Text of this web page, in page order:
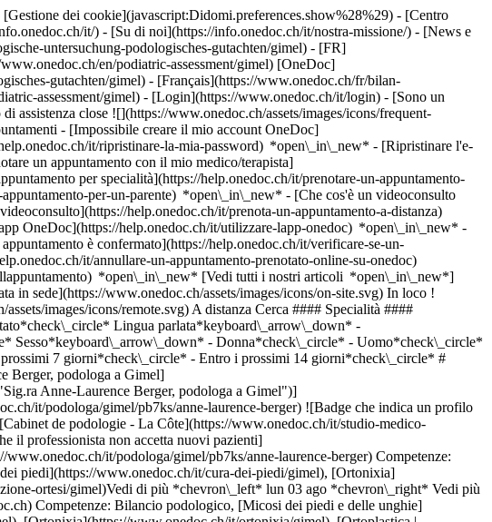
dei cookie](javascript:Didomi.preferences.show%28%29) - [Centro
it/) - [Su di noi](https://info.onedoc.ch/it/nostra-missione/) - [News e
untersuchung-podologisches-gutachten/gimel) - [FR]
en/podiatric-assessment/gimel) [OneDoc]
gutachten/gimel) - [Français](https://www.onedoc.ch/fr/bilan-
assessment/gimel) - [Login](https://www.onedoc.ch/it/login) - [Sono un
close ![](https://www.onedoc.ch/assets/images/icons/frequent-
- [Impossibile creare il mio account OneDoc]
it/ripristinare-la-mia-password) *open\_in\_new* - [Ripristinare l'e-
un appuntamento con il mio medico/terapista]
per specialità](https://help.onedoc.ch/it/prenotare-un-appuntamento-
per-un-parente) *open\_in\_new* - [Che cos'è un videoconsulto
help.onedoc.ch/it/prenota-un-appuntamento-a-distanza)
OneDoc](https://help.onedoc.ch/it/utilizzare-lapp-onedoc) *open\_in\_new* -
it/podologo/gimel) [Cabinet de podologie - La Côte](https://www.onedoc.ch/it/studio-medico-associato/gimel/e2if/cabinet-de-podologie-la-cote) Route de Rolle 3 1188 Gimel ![Icona paziente con segno meno che indica che il professionista non accetta nuovi pazienti](https://www.onedoc.ch/assets/images/icons/no-new-patients.svg)Non accetta nuovi pazienti [Prenota un appuntamento](https://www.onedoc.ch/it/podologa/gimel/pb7ks/anne-laurence-berger) Competenze: Bilancio podologico, [Micosi dei piedi e delle unghie](https://www.onedoc.ch/it/micosi-dei-piedi-e-delle-unghie/gimel), [Cura dei piedi](https://www.onedoc.ch/it/cura-dei-piedi/gimel), [Ortonixia](https://www.onedoc.ch/it/ortonixia/gimel), [Ortoplastica | Fabbricazione ortesi](https://www.onedoc.ch/it/ortoplastica-fabbricazione-ortesi/gimel)Vedi di più *chevron\_left* lun 03 ago *chevron\_right* Vedi più appuntamenti *error\_outline* Si è verificato un errore durante il caricamento della disponibilità [Riprova](https://www.onedoc.ch) Competenze: Bilancio podologico, [Micosi dei piedi e delle unghie](https://www.onedoc.ch/it/micosi-dei-piedi-e-delle-unghie/gimel), [Cura dei piedi](https://www.onedoc.ch/it/cura-dei-piedi/gimel), [Ortonixia](https://www.onedoc.ch/it/ortonixia/gimel), [Ortoplastica | Fabbricazione ortesi](https://www.onedoc.ch/it/ortoplastica-fabbricazione-ortesi/gimel)Vedi di più ## __Bilancio podologico__: altri specialisti sono disponibili online nei pressi di __Gimel__ [![Cabinet de Podologie - Myriam Burki Zino et Jean Castro, studio medico associato a Rolle](https://assets.onedoc.ch/images/entities/64af6126b1667f18ed2a9caf6e9f7e83596c56d321b3f520439701ad1159d744-small.jpg "Cabinet de Podologie - Myriam Burki Zino et Jean Castro, studio medico associato a Rolle")](https://www.onedoc.ch/it/studio-medico-associato/rolle/eis8/cabinet-de-podologie-myriam-burki-zino-et-jean-castro) ### [Cabinet de Podologie - Myriam Burki Zino et Jean Castro](https://www.onedoc.ch/it/studio-medico-associato/rolle/eis8/cabinet-de-podologie-myriam-burki-zino-et-jean-castro) ![Badge che indica un profilo verificato](https://www.onedoc.ch/assets/images/icons/checkmark.svg) Studio medico associato Rue du Port 2 1180 Rolle ![Icona paziente con segno più che indica che il professionista accetta nuovi pazienti](https://www.onedoc.ch/assets/images/icons/new-patients.svg)Accetta nuovi pazienti [Prenota un appuntamento](https://www.onedoc.ch/it/studio-medico-associato/rolle/eis8/cabinet-de-podologie-myriam-burki-zino-et-jean-castro) *chevron\_left* lun 03 ago *chevron\_right* Vedi più appuntamenti *error\_outline* Si è verificato un errore durante il caricamento della disponibilità [Riprova](https://www.onedoc.ch) [![Sig. Grégoire Ollier, podologo a Gland](https://assets.onedoc.ch/images/users/e21a30c22ed7bb40eb2a18d6ad0fd4b0595c1b2792d2d33a6f690b65cad92003-small.jpg "Sig. Grégoire Ollier, podologo a Gland")](https://www.onedoc.ch/it/podologo/gland/pcufs/gregoire-ollier) ### [Sig. Grégoire Ollier](https://www.onedoc.ch/it/podologo/gland/pcufs/gregoire-ollier) ![Badge che indica un profilo verificato](https://www.onedoc.ch/assets/images/icons/checkmark.svg) [Podologo](https://www.onedoc.ch/it/podologo/gland) Cabinet Ollier Grégoire Rue Mauverney 20C 1196 Gland ![Icona paziente con segno più che indica che il professionista accetta nuovi pazienti](https://www.onedoc.ch/assets/images/icons/new-patients.svg)Accetta nuovi pazienti [Prenota un appuntamento](https://www.onedoc.ch/it/podologo/gland/pcufs/gregoire-ollier) Competenze:[Bilancio podologico](https://www.onedoc.ch/it/bilancio-podologico/gland), [Micosi dei piedi e delle unghie](https://www.onedoc.ch/it/micosi-dei-piedi-e-delle-unghie/gland), [Unghia incarnita](https://www.onedoc.ch/it/unghia-incarnita/gland), [Ortonixia](https://www.onedoc.ch/it/ortonixia/gland), [Ortoplastica | Fabbricazione ortesi](https://www.onedoc.ch/it/ortoplastica-fabbricazione-ortesi/gland)Vedi di più *chevron\_left* lun 03 ago *chevron\_right* Vedi più appuntamenti *error\_outline* Si è verificato un errore durante il caricamento della disponibilità [Riprova](https://www.onedoc.ch) Competenze:[Bilancio podologico](https://www.onedoc.ch/it/bilancio-podologico/gland), [Micosi dei piedi e delle unghie](https://www.onedoc.ch/it/micosi-dei-piedi-e-delle-unghie/gland), [Unghia incarnita](https://www.onedoc.ch/it/unghia-incarnita/gland), [Ortonixia](https://www.onedoc.ch/it/ortonixia/gland), [Ortoplastica | Fabbricazione ortesi](https://www.onedoc.ch/it/ortoplastica-fabbricazione-ortesi/gland)Vedi di più [![Sig.ra Priscilla Pinet, podologa a Nyon](https://assets.onedoc.ch/images/users/bad14e87760cfcc4af1a75e698d1ba0f9c1d561883ed00c37048552f948b8bf6-small.png "Sig.ra Priscilla Pinet, podologa a Nyon")](https://www.onedoc.ch/it/podologa/nyon/pcsek/priscilla-pinet) ### [Sig.ra Priscilla Pinet](https://www.onedoc.ch/it/podologa/nyon/pcsek/priscilla-pinet) ![Badge che indica un profilo verificato](https://www.onedoc.ch/assets/images/icons/checkmark.svg) [Podologa](https://www.onedoc.ch/it/podologo/nyon) [Clinique Médico-Chirurgicale Nyon - CMCN](https://www.onedoc.ch/it/clinica/nyon/eban7/clinique-medico-chirurgicale-nyon-cmcn) Rue de la Morâche 9 1260 Nyon ![Icona paziente con segno più che indica che il professionista accetta nuovi pazienti](https://www.onedoc.ch/assets/images/icons/new-patients.svg)Accetta nuovi pazienti [Prenota un appuntamento](https://www.onedoc.ch/it/podologa/nyon/pcsek/priscilla-pinet) Competenze:[Bilancio podologico](https://www.onedoc.ch/it/bilancio-podologico/nyon), [Cura dei piedi](https://www.onedoc.ch/it/cura-dei-piedi/nyon), [Micosi dei piedi e delle unghie](https://www.onedoc.ch/it/micosi-dei-piedi-e-delle-unghie/nyon)Vedi di più *chevron\_left* lun 03 ago *chevron\_right* Vedi più appuntamenti *error\_outline* Si è verificato un errore durante il caricamento della disponibilità [Riprova](https://www.onedoc.ch) Competenze:[Bilancio podologico](https://www.onedoc.ch/it/bilancio-podologico/nyon), [Cura dei piedi](https://www.onedoc.ch/it/cura-dei-piedi/nyon), [Micosi dei piedi e delle unghie](https://www.onedoc.ch/it/micosi-dei-piedi-e-delle-unghie/nyon)Vedi di più [![Sig. Maël Céron, podologo a Nyon](https://assets.onedoc.ch/images/users/6280189887e10121b75d4859f3c8396cb4d370c041f3804a4522b7f1cd0c4829-small.jpg "Sig. Maël Céron, podologo a Nyon")](https://www.onedoc.ch/it/podologo/nyon/pcut0/mael-ceron) ### [Sig. Maël Céron](https://www.onedoc.ch/it/podologo/nyon/pcut0/mael-ceron) ![Badge che indica un profilo verificato](https://www.onedoc.ch/assets/images/icons/checkmark.svg) [Podologo](https://www.onedoc.ch/it/podologo/nyon) Maël Céron - Cabinet de Nyon Chemin d'Eysins 12 1260 Nyon ![Icona paziente con segno più che indica che il professionista accetta nuovi pazienti](https://www.onedoc.ch/assets/images/icons/new-patients.svg)Accetta nuovi pazienti [Prenota un appuntamento](https://www.onedoc.ch/it/podologo/nyon/pcut0/mael-ceron) Competenze:[Bilancio podologico](https://www.onedoc.ch/it/bilancio-podologico/nyon), [Cura dei piedi](https://www.onedoc.ch/it/cura-dei-piedi/nyon), [Solette ortopediche](https://www.onedoc.ch/it/solette-ortopediche/nyon), [Verruche](https://www.onedoc.ch/it/verruche/nyon), [Micosi dei piedi e delle unghie](https://www.onedoc.ch/it/micosi-dei-piedi-e-delle-unghie/nyon), [Ortonixia](https://www.onedoc.ch/it/ortonixia/nyon), [Ortoplastica | Fabbricazione ortesi](https://www.onedoc.ch/it/ortoplastica-fabbricazione-ortesi/nyon), [Analisi posturale](https://www.onedoc.ch/it/analisi-posturale/nyon)Vedi di più Competenze:[Bilancio podologico](https://www.onedoc.ch/it/bilancio-podologico/nyon), [Cura dei piedi](https://www.onedoc.ch/it/cura-dei-piedi/nyon), [Solette ortopediche](https://www.onedoc.ch/it/solette-ortopediche/nyon), [Verruche](https://www